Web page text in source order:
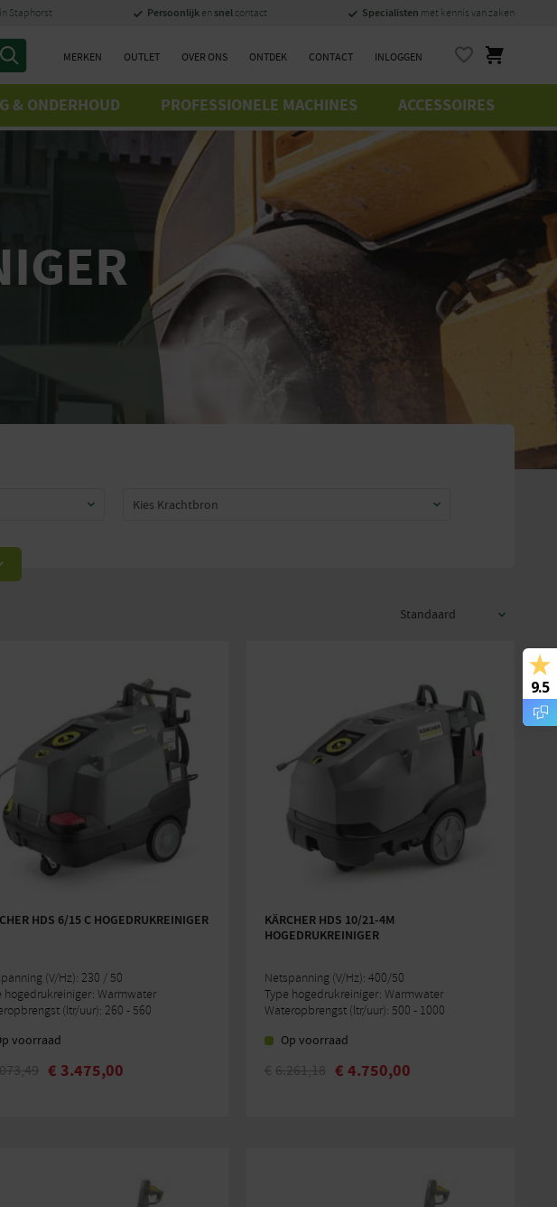
Staphorst Persoonlijk en snel contact Specialisten met kennis van zaken
MERKEN OUTLET OVER ONS ONTDEK CONTACT INLOGGEN
& ONDERHOUD PROFESSIONELE MACHINES ACCESSOIRES
Kies Krachtbron
HDS 6/15 C HOGEDRUKREINIGER
(V/Hz): 230 / 50
hogedrukreiniger: Warmwater
(ltr/uur): 260 - 560
voorraad
€ 3.475,00
KÄRCHER HDS 10/21-4M
HOGEDRUKREINIGER
Netspanning (V/Hz): 400/50
Type hogedrukreiniger: Warmwater
Wateropbrengst (ltr/uur): 500 - 1000
Op voorraad
€ 6.261,18 € 4.750,00
9.5